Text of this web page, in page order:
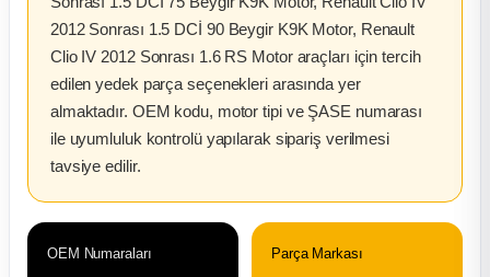
Parça
2012 Sonrası 1.5 DCİ 90 Beygir K9K Motor, Renault
Clio IV 2012 Sonrası 1.6 RS Motor araçları için tercih
edilen yedek parça seçenekleri arasında yer
almaktadır. OEM kodu, motor tipi ve ŞASE numarası
ile uyumluluk kontrolü yapılarak sipariş verilmesi
tavsiye edilir.
OEM Numaraları Parça Markası